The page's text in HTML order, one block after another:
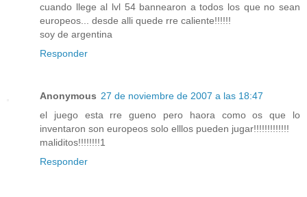
cuando llege al lvl 54 bannearon a todos los que no sean
europeos... desde alli quede rre caliente!!!!!!
soy de argentina
Responder
Anonymous 27 de noviembre de 2007 a las 18:47
el juego esta rre gueno pero haora como os que lo
inventaron son europeos solo elllos pueden jugar!!!!!!!!!!!!!
maliditos!!!!!!!!1
Responder